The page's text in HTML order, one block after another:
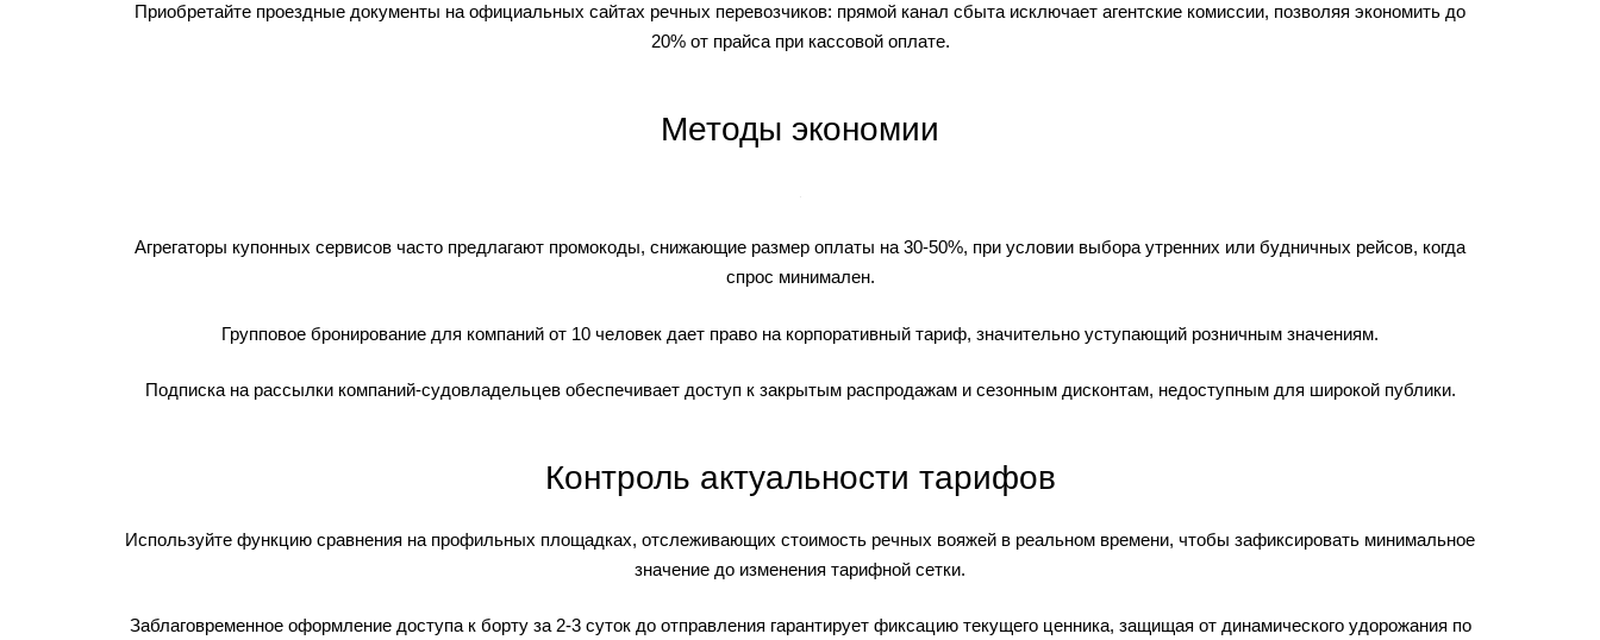
Приобретайте проездные документы на официальных сайтах речных перевозчиков: прямой канал сбыта исключает агентские комиссии, позволяя экономить до
20% от прайса при кассовой оплате.
Методы экономии
Агрегаторы купонных сервисов часто предлагают промокоды, снижающие размер оплаты на 30-50%, при условии выбора утренних или будничных рейсов, когда
спрос минимален.
Групповое бронирование для компаний от 10 человек дает право на корпоративный тариф, значительно уступающий розничным значениям.
Подписка на рассылки компаний-судовладельцев обеспечивает доступ к закрытым распродажам и сезонным дисконтам, недоступным для широкой публики.
Контроль актуальности тарифов
Используйте функцию сравнения на профильных площадках, отслеживающих стоимость речных вояжей в реальном времени, чтобы зафиксировать минимальное
значение до изменения тарифной сетки.
Заблаговременное оформление доступа к борту за 2-3 суток до отправления гарантирует фиксацию текущего ценника, защищая от динамического удорожания по